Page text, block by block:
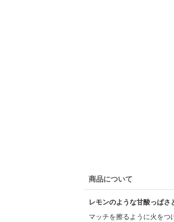
商品について
レモンのような甘酸っぱさ
マッチを擦るように火をつ